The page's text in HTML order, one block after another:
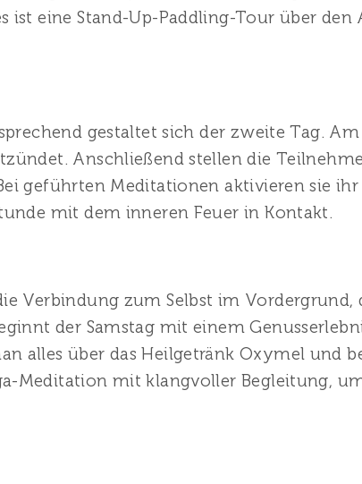
ist eine Stand-Up-Paddling-Tour über den
gestaltet sich der zweite Tag.
Anschließend stellen die
geführten Meditationen aktivieren sie
mit dem inneren Feuer in Kontakt.
Verbindung zum Selbst im Vordergrund,
der Samstag mit einem
alles über das Heilgetränk Oxymel und
Meditation mit klangvoller Begleitung,